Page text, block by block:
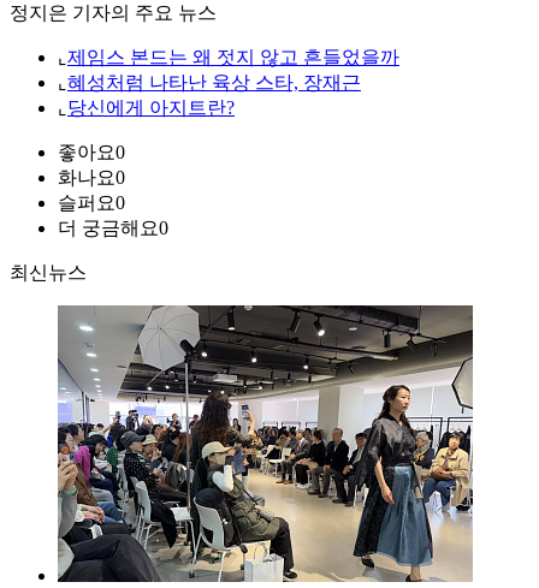
정지은 기자의 주요 뉴스
⌞ 제임스 본드는 왜 젓지 않고 흔들었을까
⌞ 혜성처럼 나타난 육상 스타, 장재근
⌞ 당신에게 아지트란?
좋아요0
화나요0
슬퍼요0
더 궁금해요0
최신뉴스